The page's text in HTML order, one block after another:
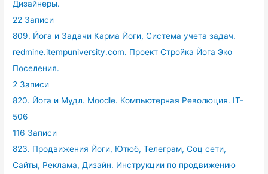
Дизайнеры.
22 Записи
809. Йога и Задачи Карма Йоги, Система учета задач.
redmine.itempuniversity.com. Проект Стройка Йога Эко
Поселения.
2 Записи
820. Йога и Мудл. Moodle. Компьютерная Революция. IT-
506
116 Записи
823. Продвижения Йоги, Ютюб, Телеграм, Соц сети,
Сайты, Реклама, Дизайн. Инструкции по продвижению